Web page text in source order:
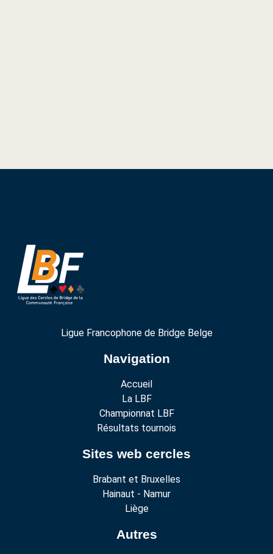
Ligue Francophone de Bridge Belge
Navigation
Accueil
La LBF
Championnat LBF
Résultats tournois
Sites web cercles
Brabant et Bruxelles
Hainaut - Namur
Liège
Autres